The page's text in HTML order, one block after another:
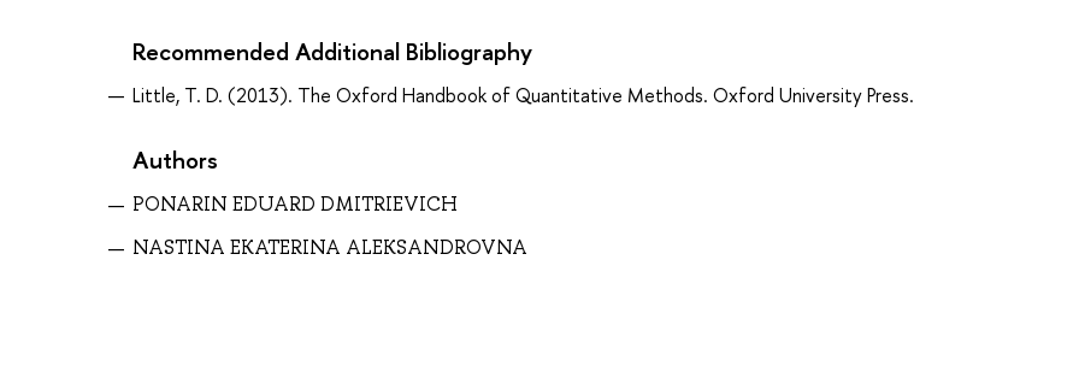
Recommended Additional Bibliography
Little, T. D. (2013). The Oxford Handbook of Quantitative Methods. Oxford University Press.
Authors
PONARIN EDUARD DMITRIEVICH
NASTINA EKATERINA ALEKSANDROVNA